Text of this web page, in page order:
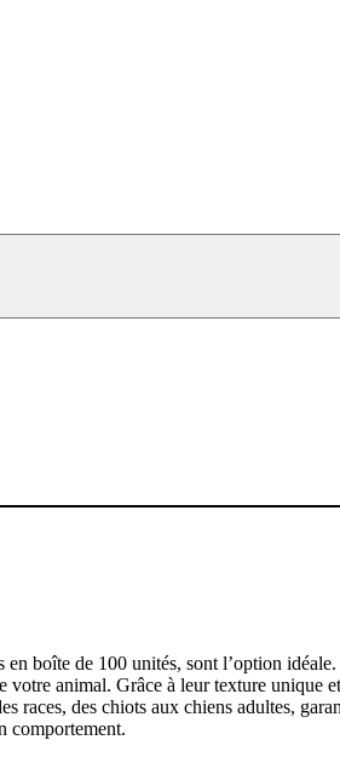
boîte de 100 unités, sont l’option
animal. Grâce à leur texture unique
races, des chiots aux chiens adultes,
comportement.